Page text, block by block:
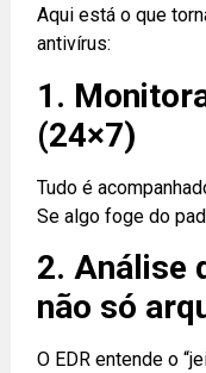
Aqui está o que
antivírus:
1.
(24×7)
Tudo é
Se algo foge do
2. Análise
não só
O EDR entende o